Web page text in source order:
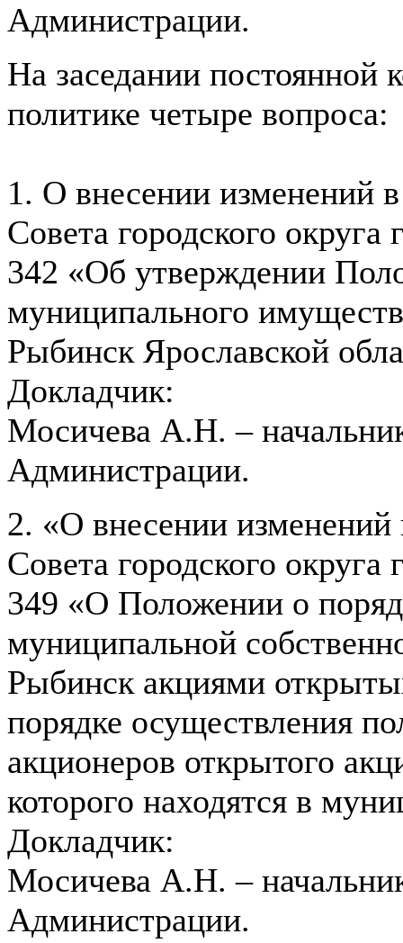
Администрации.
На заседании постоянной
политике четыре вопроса:
1. О внесении изменений
Совета городского
342 «Об утверждении
муниципального
Рыбинск Ярославской
Докладчик:
Мосичева А.Н. –
Администрации.
2. «О внесении
Совета городского
349 «О Положении о
муниципальной
Рыбинск акциями
порядке осуществления
акционеров открытого
которого находятся в
Докладчик:
Мосичева А.Н. –
Администрации.